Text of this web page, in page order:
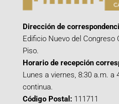
Dirección de
Edificio Nuevo del Congreso
Piso.
Horario de recepción
Lunes a viernes, 8:30 a.m. a
continua.
Código Postal: 111711